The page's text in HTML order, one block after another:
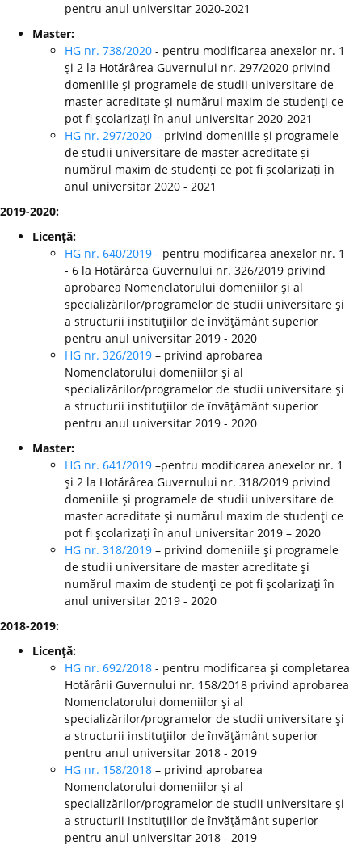
pentru anul universitar 2020-2021
Master:
HG nr. 738/2020 - pentru modificarea anexelor nr. 1
şi 2 la Hotărârea Guvernului nr. 297/2020 privind
domeniile şi programele de studii universitare de
master acreditate şi numărul maxim de studenţi ce
pot fi şcolarizaţi în anul universitar 2020-2021
HG nr. 297/2020 – privind domeniile și programele
de studii universitare de master acreditate și
numărul maxim de studenți ce pot fi școlarizați în
anul universitar 2020 - 2021
2019-2020:
Licenţă:
HG nr. 640/2019 - pentru modificarea anexelor nr. 1
- 6 la Hotărârea Guvernului nr. 326/2019 privind
aprobarea Nomenclatorului domeniilor şi al
specializărilor/programelor de studii universitare şi
a structurii instituţiilor de învăţământ superior
pentru anul universitar 2019 - 2020
HG nr. 326/2019 – privind aprobarea
Nomenclatorului domeniilor şi al
specializărilor/programelor de studii universitare şi
a structurii instituţiilor de învăţământ superior
pentru anul universitar 2019 - 2020
Master:
HG nr. 641/2019 –pentru modificarea anexelor nr. 1
şi 2 la Hotărârea Guvernului nr. 318/2019 privind
domeniile şi programele de studii universitare de
master acreditate şi numărul maxim de studenţi ce
pot fi şcolarizaţi în anul universitar 2019 – 2020
HG nr. 318/2019 – privind domeniile şi programele
de studii universitare de master acreditate şi
numărul maxim de studenţi ce pot fi şcolarizaţi în
anul universitar 2019 - 2020
2018-2019:
Licenţă:
HG nr. 692/2018 - pentru modificarea şi completarea
Hotărârii Guvernului nr. 158/2018 privind aprobarea
Nomenclatorului domeniilor şi al
specializărilor/programelor de studii universitare şi
a structurii instituţiilor de învăţământ superior
pentru anul universitar 2018 - 2019
HG nr. 158/2018 – privind aprobarea
Nomenclatorului domeniilor şi al
specializărilor/programelor de studii universitare şi
a structurii instituţiilor de învăţământ superior
pentru anul universitar 2018 - 2019